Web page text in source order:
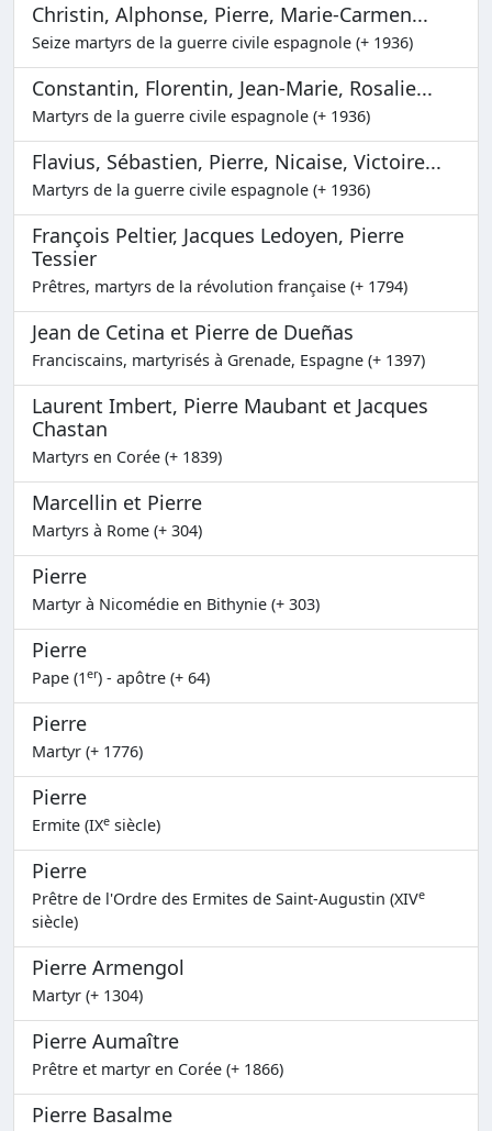
Christin, Alphonse, Pierre, Marie-Carmen...
Seize martyrs de la guerre civile espagnole (+ 1936)
Constantin, Florentin, Jean-Marie, Rosalie...
Martyrs de la guerre civile espagnole (+ 1936)
Flavius, Sébastien, Pierre, Nicaise, Victoire...
Martyrs de la guerre civile espagnole (+ 1936)
François Peltier, Jacques Ledoyen, Pierre
Tessier
Prêtres, martyrs de la révolution française (+ 1794)
Jean de Cetina et Pierre de Dueñas
Franciscains, martyrisés à Grenade, Espagne (+ 1397)
Laurent Imbert, Pierre Maubant et Jacques
Chastan
Martyrs en Corée (+ 1839)
Marcellin et Pierre
Martyrs à Rome (+ 304)
Pierre
Martyr à Nicomédie en Bithynie (+ 303)
Pierre
Pape (1er) - apôtre (+ 64)
Pierre
Martyr (+ 1776)
Pierre
Ermite (IXe siècle)
Pierre
Prêtre de l'Ordre des Ermites de Saint-Augustin (XIVe
siècle)
Pierre Armengol
Martyr (+ 1304)
Pierre Aumaître
Prêtre et martyr en Corée (+ 1866)
Pierre Basalme